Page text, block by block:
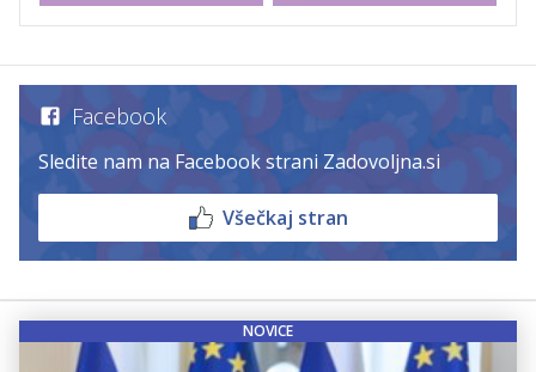
Facebook
Sledite nam na Facebook strani Zadovoljna.si
Všečkaj stran
NOVICE